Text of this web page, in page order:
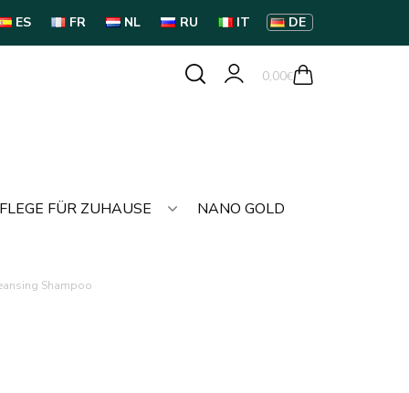
ES FR NL RU IT DE
0,00€
FÜR ZUHAUSE NANO GOLD
Shampoo